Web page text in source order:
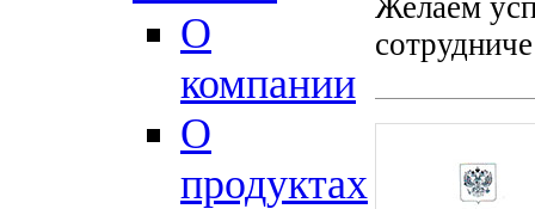
О
компании
О
продуктах